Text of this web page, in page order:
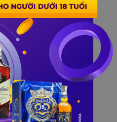
chất khác. Điều này
ứng hóa học hoặc
rượu;
lạnh hoặc đông
làm giảm độ cồn
lâu sau khi mở
tưởng để sử dụng
là từ 6 tháng đến